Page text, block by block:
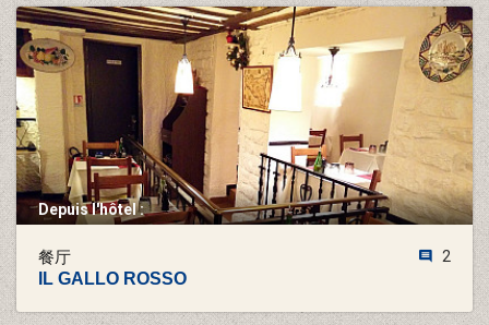
Depuis l'hôtel :
2
餐厅
IL GALLO ROSSO